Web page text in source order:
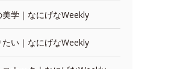
美学｜なにげなWeekly
い｜なにげなWeekly